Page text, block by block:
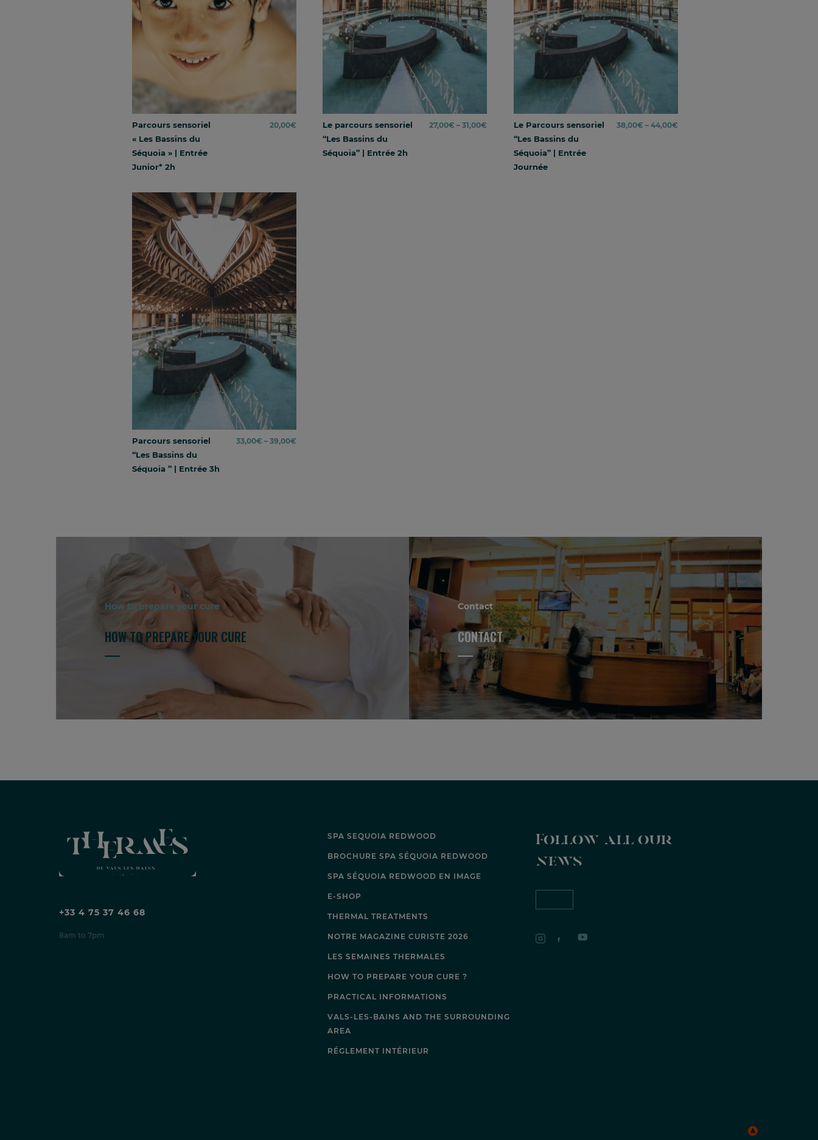
Parcours sensoriel
« Les Bassins du
Séquoia » | Entrée
Junior* 2h
20,00€
Le parcours sensoriel
“Les Bassins du
Séquoia” | Entrée 2h
27,00€ – 31,00€
through
Le Parcours sensoriel
“Les Bassins du
Séquoia” | Entrée
Journée
38,00€ – 44,00€Price
Parcours sensoriel
“Les Bassins du
Séquoia ” | Entrée 3h
33,00€ – 39,00€
How to prepare your cure
HOW TO PREPARE YOUR CURE
Contact
CONTACT
+33 4 75 37 46 68
8am to 7pm
SPA SEQUOIA REDWOOD
BROCHURE SPA SÉQUOIA REDWOOD
SPA SÉQUOIA REDWOOD EN IMAGE
E-SHOP
THERMAL TREATMENTS
NOTRE MAGAZINE CURISTE 2026
LES SEMAINES THERMALES
HOW TO PREPARE YOUR CURE ?
PRACTICAL INFORMATIONS
VALS-LES-BAINS AND THE SURROUNDING
AREA
RÉGLEMENT INTÉRIEUR
Follow all our
news